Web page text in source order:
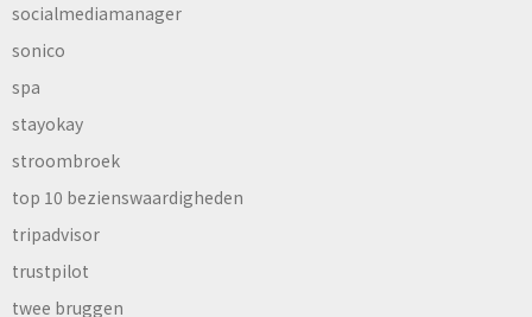
socialmediamanager
sonico
spa
stayokay
stroombroek
top 10 bezienswaardigheden
tripadvisor
trustpilot
twee bruggen